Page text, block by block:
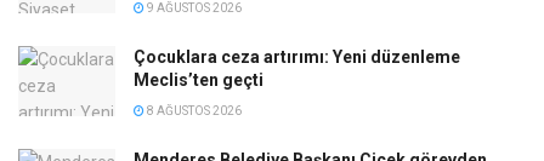
9 AĞUSTOS 2026
Çocuklara ceza artırımı: Yeni düzenleme
Meclis’ten geçti
8 AĞUSTOS 2026